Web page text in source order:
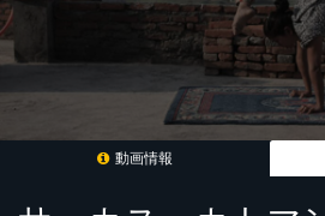
動画情報